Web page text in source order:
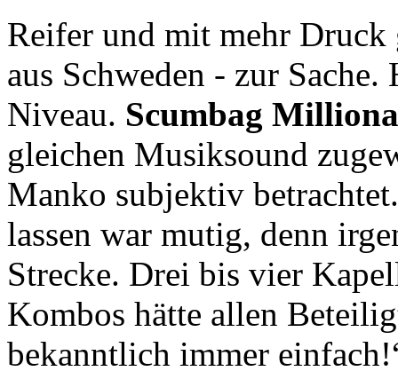
Reifer und mit mehr
aus Schweden - zur
Niveau. Scumbag
gleichen Musiksound
Manko subjektiv
lassen war mutig, denn
Strecke. Drei bis vier
Kombos hätte allen
bekanntlich immer